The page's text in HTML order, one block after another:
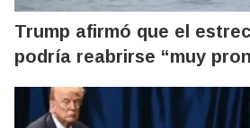
Trump afirmó que el
podría reabrirse “muy